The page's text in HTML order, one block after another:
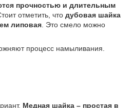
прочностью и длительным
отметить, что дубовая шайка
липовая . Это смело можно
процесс намыливания.
Медная шайка – простая в